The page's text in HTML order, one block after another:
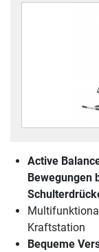
Active
Bewegungen
Kraftstation
Bequeme